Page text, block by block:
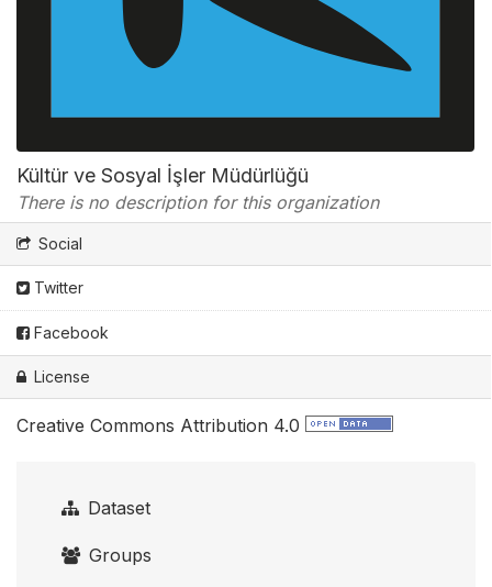
Kültür ve Sosyal İşler Müdürlüğü
There is no description for this organization
Social
Twitter
Facebook
License
Creative Commons Attribution 4.0
Dataset
Groups